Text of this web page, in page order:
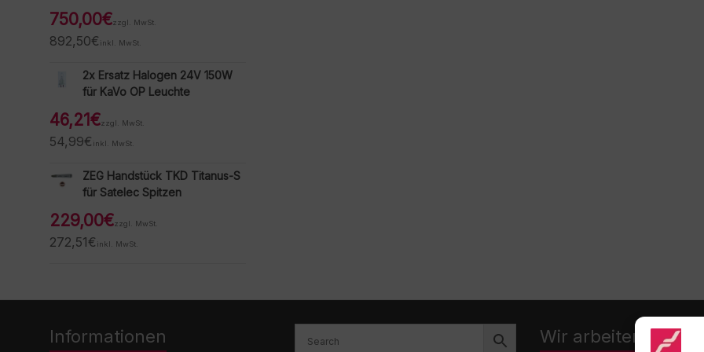
750,00€zzgl. MwSt.
892,50€ inkl. MwSt.
2x Ersatz Halogen 24V 150W
für KaVo OP Leuchte
46,21€zzgl. MwSt.
54,99€ inkl. MwSt.
ZEG Handstück TKD Titanus-S
für Satelec Spitzen
229,00€zzgl. MwSt.
272,51€ inkl. MwSt.
Informationen
Wir arbeiten